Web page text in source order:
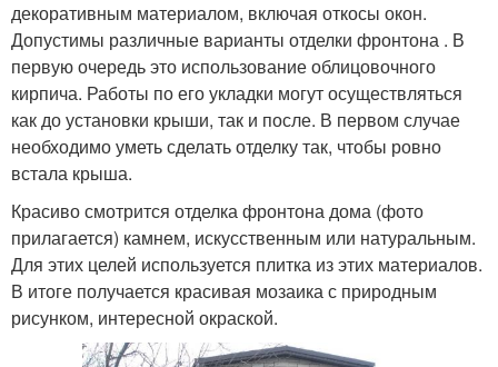
декоративным материалом, включая откосы окон.
Допустимы различные варианты отделки фронтона . В
первую очередь это использование облицовочного
кирпича. Работы по его укладки могут осуществляться
как до установки крыши, так и после. В первом случае
необходимо уметь сделать отделку так, чтобы ровно
встала крыша.
Красиво смотрится отделка фронтона дома (фото
прилагается) камнем, искусственным или натуральным.
Для этих целей используется плитка из этих материалов.
В итоге получается красивая мозаика с природным
рисунком, интересной окраской.